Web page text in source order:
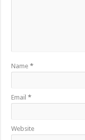
Name*
Email*
Website